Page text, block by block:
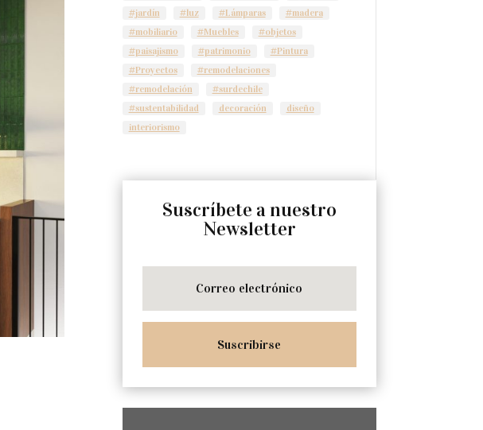
#jardín
#luz #Lámparas
#madera
#mobiliario
#Muebles
#objetos
#paisajismo
#patrimonio
#Pintura
#Proyectos
#remodelaciones
#remodelación
#surdechile
#sustentabilidad
decoración
diseño
interiorismo
Suscríbete a nuestro
Newsletter
Suscribirse